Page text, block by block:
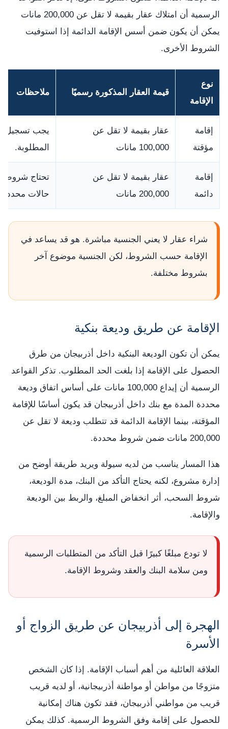
الرسمية أن امتلاك عقار بقيمة لا تقل عن 200,000 مانات
يمكن أن يكون ضمن أسس الإقامة الدائمة إذا استوفيت
الشروط الأخرى.
نوع
الإقامة
قيمة العقار المذكورة رسميًا ملاحظات
إقامة
مؤقتة
عقار بقيمة لا تقل عن
100,000 مانات
يجب تسجيل
المطلوبة.
إقامة
دائمة
عقار بقيمة لا تقل عن
200,000 مانات
تحتاج شروطًا
حالات محددة.
شراء عقار لا يعني الجنسية مباشرة. هو قد يساعد في
الإقامة حسب الشروط، لكن الجنسية موضوع آخر
بشروط مختلفة.
الإقامة عن طريق وديعة بنكية
يمكن أن تكون الوديعة البنكية داخل أذربيجان من طرق
الحصول على الإقامة إذا بلغت الحد المطلوب. تذكر القواعد
الرسمية أن إيداع 100,000 مانات على أساس اتفاق وديعة
محددة المدة مع بنك داخل أذربيجان قد يكون أساسًا للإقامة
المؤقتة، بينما الإقامة الدائمة قد تتطلب وديعة لا تقل عن
200,000 مانات ضمن شروط محددة.
هذا المسار يناسب من لديه سيولة ويريد طريقة أوضح من
إدارة مشروع، لكنه يحتاج التأكد من البنك، مدة الوديعة،
شروط السحب، أثر انخفاض المبلغ، والربط بين الوديعة
والإقامة.
لا تودع مبلغًا كبيرًا قبل التأكد من المتطلبات الرسمية
ومن سلامة البنك والعقد وشروط الإقامة.
الهجرة إلى أذربيجان عن طريق الزواج أو
الأسرة
العلاقة العائلية من أهم أسباب الإقامة. إذا كان الشخص
متزوجًا من مواطن أو مواطنة أذربيجانية، أو لديه قريب
قريب من مواطني أذربيجان، فقد تكون هناك إمكانية
للحصول على إقامة وفق الشروط الرسمية. كذلك يمكن